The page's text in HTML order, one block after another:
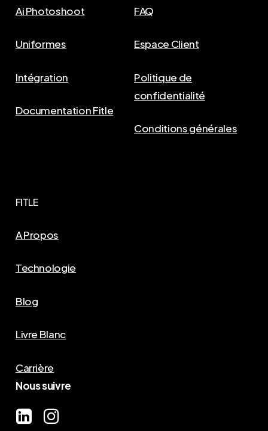
Ai Photoshoot
Uniformes
Intégration
Documentation Fitle
FAQ
Espace Client
Politique de
confidentialité
Conditions générales
FITLE
A Propos
Technologie
Blog
Livre Blanc
Carrière
Nous suivre